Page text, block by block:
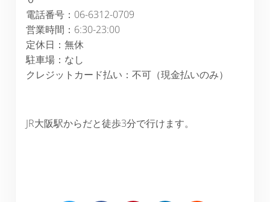
電話番号：06-6312-0709
営業時間：6:30-23:00
定休日：無休
駐車場：なし
クレジットカード払い：不可（現金払いのみ）
JR大阪駅からだと徒歩3分で行けます。